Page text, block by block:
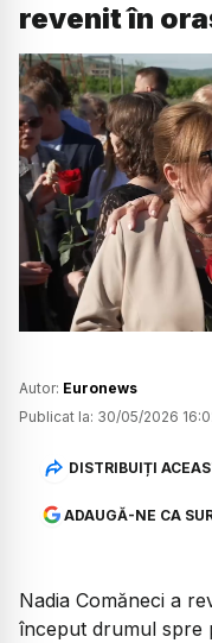
revenit în
Autor: Euronews
Publicat la: 30/05/2026
DISTRIBUIȚI
ADAUGĂ-NE CA
Nadia Comăneci a
început drumul spre